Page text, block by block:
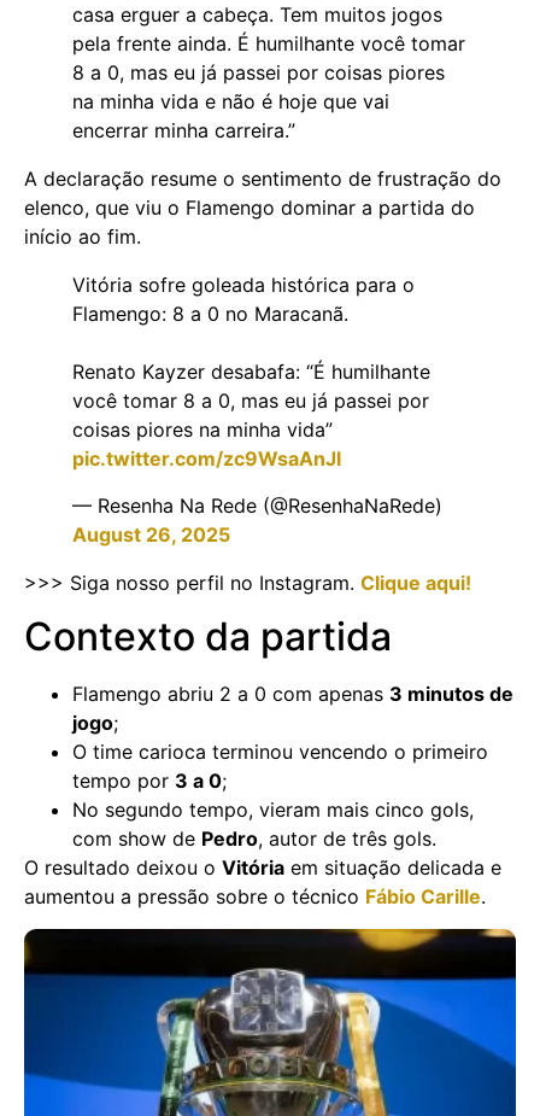
casa erguer a cabeça. Tem muitos jogos
pela frente ainda. É humilhante você tomar
8 a 0, mas eu já passei por coisas piores
na minha vida e não é hoje que vai
encerrar minha carreira.”
A declaração resume o sentimento de frustração do
elenco, que viu o Flamengo dominar a partida do
início ao fim.
Vitória sofre goleada histórica para o
Flamengo: 8 a 0 no Maracanã.
Renato Kayzer desabafa: “É humilhante
você tomar 8 a 0, mas eu já passei por
coisas piores na minha vida”
pic.twitter.com/zc9WsaAnJl
— Resenha Na Rede (@ResenhaNaRede)
August 26, 2025
>>> Siga nosso perfil no Instagram. Clique aqui!
Contexto da partida
Flamengo abriu 2 a 0 com apenas 3 minutos de
jogo;
O time carioca terminou vencendo o primeiro
tempo por 3 a 0;
No segundo tempo, vieram mais cinco gols,
com show de Pedro, autor de três gols.
O resultado deixou o Vitória em situação delicada e
aumentou a pressão sobre o técnico Fábio Carille.